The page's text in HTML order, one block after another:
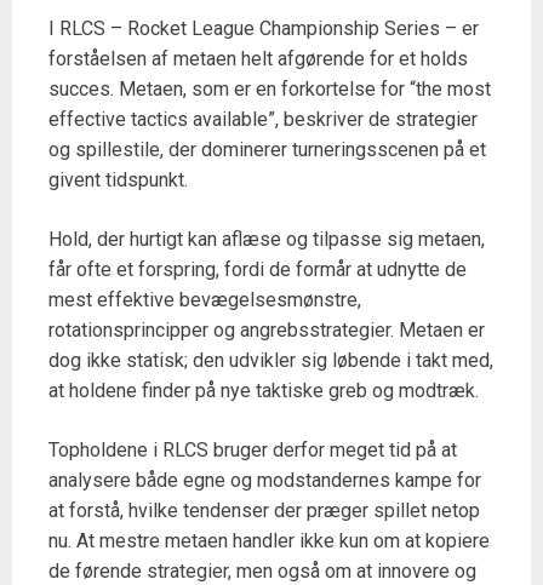
I RLCS – Rocket League Championship Series – er
forståelsen af metaen helt afgørende for et holds
succes. Metaen, som er en forkortelse for “the most
effective tactics available”, beskriver de strategier
og spillestile, der dominerer turneringsscenen på et
givent tidspunkt.
Hold, der hurtigt kan aflæse og tilpasse sig metaen,
får ofte et forspring, fordi de formår at udnytte de
mest effektive bevægelsesmønstre,
rotationsprincipper og angrebsstrategier. Metaen er
dog ikke statisk; den udvikler sig løbende i takt med,
at holdene finder på nye taktiske greb og modtræk.
Topholdene i RLCS bruger derfor meget tid på at
analysere både egne og modstandernes kampe for
at forstå, hvilke tendenser der præger spillet netop
nu. At mestre metaen handler ikke kun om at kopiere
de førende strategier, men også om at innovere og